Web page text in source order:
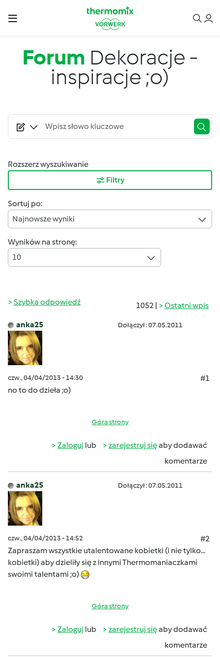
Forum Dekoracje -
inspiracje ;o)
Rozszerz wyszukiwanie
Filtry
Sortuj po:
Najnowsze wyniki
Wyników na stronę:
10
1052 | Ostatni wpis
Szybka odpowiedź
anka25 Dołączył : 07.05.2011
czw., 04/04/2013 - 14:30
#1
no to do dzieła ;o)
Góra strony
Zaloguj lub zarejestruj sięaby dodawać
komentarze
anka25 Dołączył : 07.05.2011
czw., 04/04/2013 - 14:52
#2
Zapraszam wszystkie utalentowane kobietki (i nie tylko...
kobietki) aby dzieliły się z innymi Thermomaniaczkami
swoimi talentami ;o)
Góra strony
Zaloguj lub zarejestruj sięaby dodawać
komentarze